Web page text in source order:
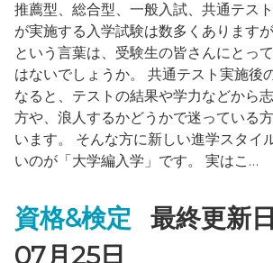
推薦型、総合型、一般入試、共通テス
が実施する入学試験は数多くあります
という言葉は、受験生の皆さんにとっ
はないでしょうか。 共通テスト実施後
なると、テストの結果や学力などから
方や、浪人するかどうかで迷っている
います。 そんな方に新しい進学スタイ
いのが「大学編入学」です。 実はこ…
資格&検定 最終更新
07月25日